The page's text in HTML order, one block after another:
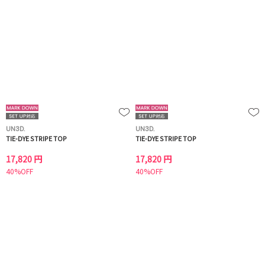
UN3D.
TIE-DYE STRIPE TOP
17,820 円
40%OFF
UN3D.
TIE-DYE STRIPE TOP
17,820 円
40%OFF